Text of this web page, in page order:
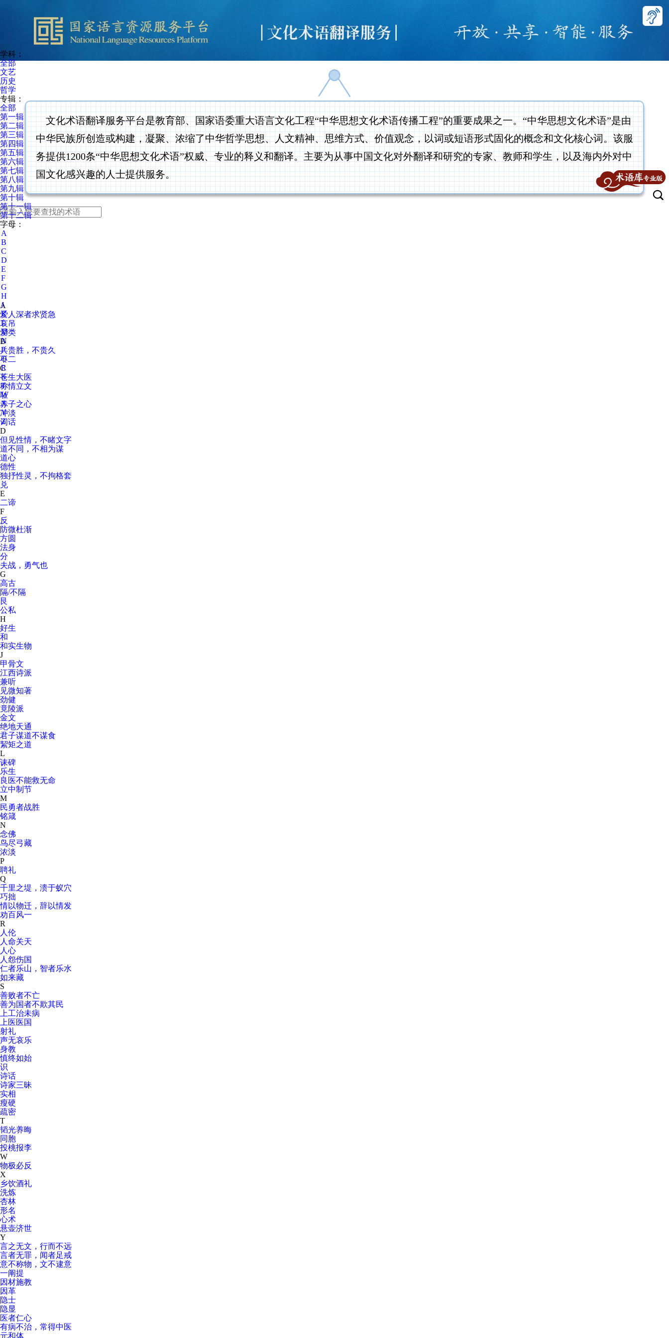
文化术语翻译服务平台是教育部、国家语委重大语言文化工程“中华思想文化术语传播工程”的重要成果之一。“中华思想文化术语”是由
中华民族所创造或构建，凝聚、浓缩了中华哲学思想、人文精神、思维方式、价值观念，以词或短语形式固化的概念和文化核心词。该服
务提供1200条“中华思想文化术语”权威、专业的释义和翻译。主要为从事中国文化对外翻译和研究的专家、教师和学生，以及海内外对中
国文化感兴趣的人士提供服务。
学科：
全部
文艺
历史
哲学
专辑：
全部
第一辑
第二辑
第三辑
第四辑
第五辑
第六辑
第七辑
第八辑
第九辑
第十辑
第十一辑
第十二辑
字母：
A
B
C
D
E
F
G
H
J
K
L
M
N
P
Q
R
S
T
W
X
Y
Z
A
爱人深者求贤急
哀吊
爱类
B
兵贵胜，不贵久
不二
C
苍生大医
称情立文
耻
赤子之心
冲淡
词话
D
但见性情，不睹文字
道不同，不相为谋
道心
德性
独抒性灵，不拘格套
兑
E
二谛
F
反
防微杜渐
方圆
法身
分
夫战，勇气也
G
高古
隔/不隔
艮
公私
H
好生
和
和实生物
J
甲骨文
江西诗派
兼听
见微知著
劲健
竟陵派
金文
绝地天通
君子谋道不谋食
絜矩之道
L
诔碑
乐生
良医不能救无命
立中制节
M
民勇者战胜
铭箴
N
念佛
鸟尽弓藏
浓淡
P
聘礼
Q
千里之堤，溃于蚁穴
巧拙
情以物迁，辞以情发
劝百风一
R
人伦
人命关天
人心
人怨伤国
仁者乐山，智者乐水
如来藏
S
善败者不亡
善为国者不欺其民
上工治未病
上医医国
射礼
声无哀乐
身教
慎终如始
识
诗话
诗家三昧
实相
瘦硬
疏密
T
韬光养晦
同胞
投桃报李
W
物极必反
X
乡饮酒礼
洗炼
杏林
形名
心术
悬壶济世
Y
言之无文，行而不远
言者无罪，闻者足戒
意不称物，文不逮意
一阐提
因材施教
因革
隐士
隐显
医者仁心
有病不治，常得中医
元和体